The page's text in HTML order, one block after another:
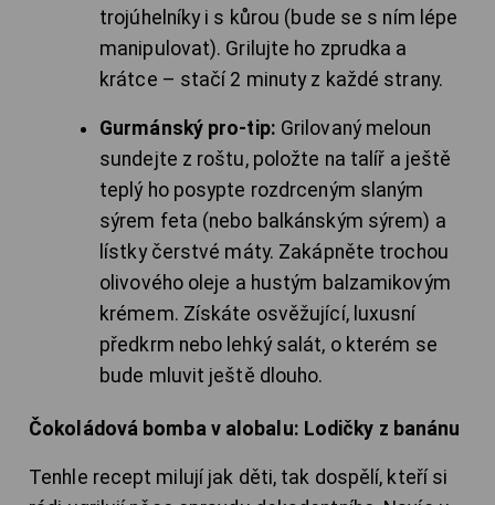
trojúhelníky i s kůrou (bude se s ním lépe
manipulovat). Grilujte ho zprudka a
krátce – stačí 2 minuty z každé strany.
Gurmánský pro-tip: Grilovaný meloun
sundejte z roštu, položte na talíř a ještě
teplý ho posypte rozdrceným slaným
sýrem feta (nebo balkánským sýrem) a
lístky čerstvé máty. Zakápněte trochou
olivového oleje a hustým balzamikovým
krémem. Získáte osvěžující, luxusní
předkrm nebo lehký salát, o kterém se
bude mluvit ještě dlouho.
Čokoládová bomba v alobalu: Lodičky z banánu
Tenhle recept milují jak děti, tak dospělí, kteří si